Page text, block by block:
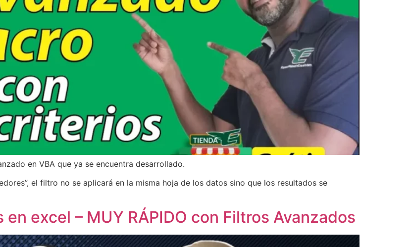
en VBA que ya se encuentra desarrollado.
el filtro no se aplicará en la misma hoja de los datos sino que los resultados se
excel – MUY RÁPIDO con Filtros Avanzados